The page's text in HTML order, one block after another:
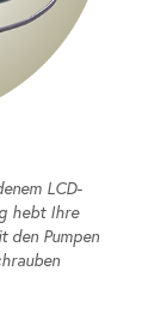
LCD-
hebt Ihre
den Pumpen